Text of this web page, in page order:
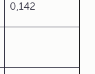
0,142